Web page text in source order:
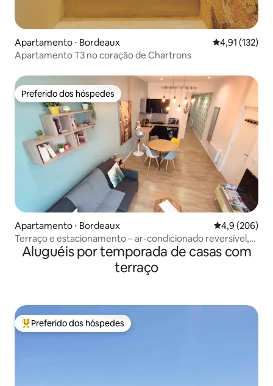
Apartamento ⋅ Bordeaux 4,91 de uma
4,91 (132)
Apartamento T3 no coração de Chartrons
Preferido dos hóspedes
Preferido dos hóspedes
Apartamento ⋅ Bordeaux 4,9 de uma
4,9 (206)
Terraço e estacionamento – ar-condicionado reversível,
perto da estação de trem
Aluguéis por temporada de casas com
terraço
Entre os melhores preferidos dos hóspedes
Preferido dos hóspedes